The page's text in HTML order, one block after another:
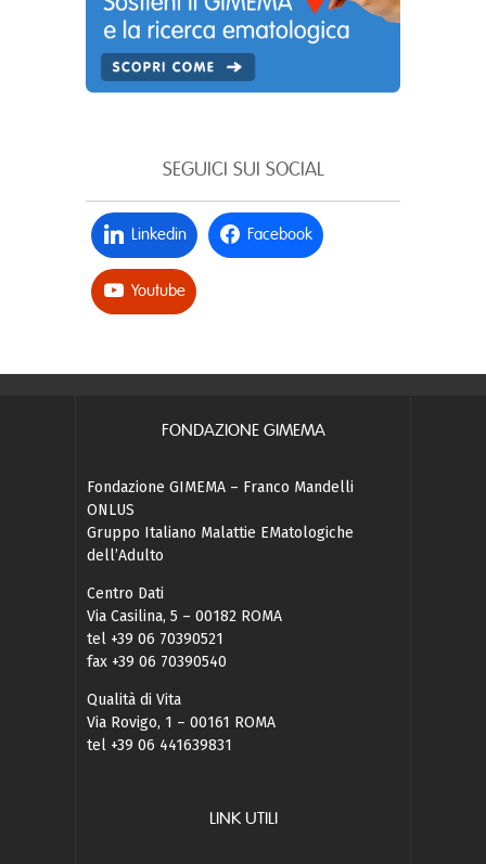
SEGUICI SUI SOCIAL
Linkedin Facebook
Youtube
FONDAZIONE GIMEMA
Fondazione GIMEMA – Franco Mandelli
ONLUS
Gruppo Italiano Malattie EMatologiche
dell’Adulto
Centro Dati
Via Casilina, 5 – 00182 ROMA
tel +39 06 70390521
fax +39 06 70390540
Qualità di Vita
Via Rovigo, 1 – 00161 ROMA
tel +39 06 441639831
LINK UTILI